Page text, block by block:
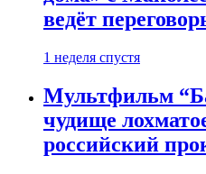
ведёт
1 неделя спустя
Мультфильм
чудище
российский